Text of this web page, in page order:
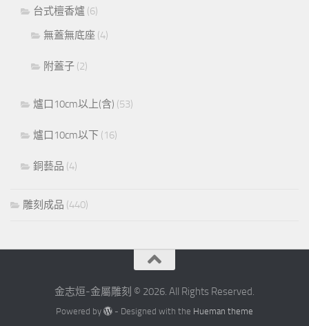
台式檀香爐 (6)
無蓋無底座 (4)
附蓋子 (2)
爐口10cm以上(含) (53)
爐口10cm以下 (16)
銅藝品 (4)
雕刻成品 (440)
金志烜-金屬雕刻 © 2026. All Rights Reserved.
Powered by - Designed with the Hueman theme